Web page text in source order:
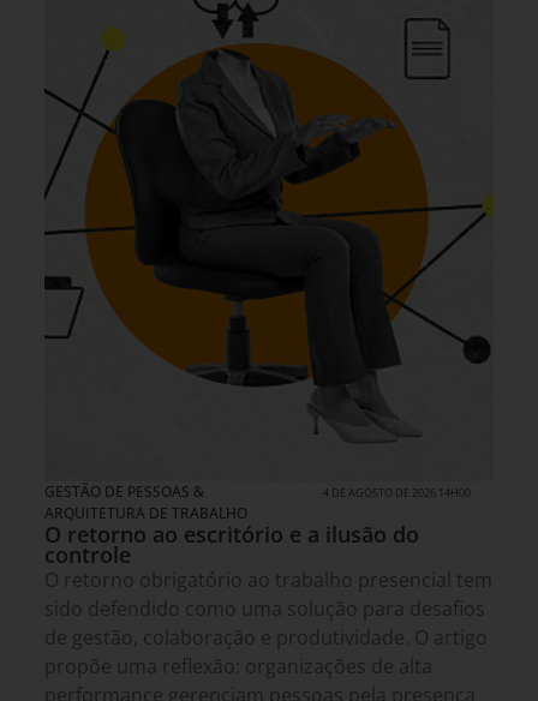
GESTÃO DE PESSOAS &
ARQUITETURA DE TRABALHO
4 DE AGOSTO DE 2026 14H00
O retorno ao escritório e a ilusão do
controle
O retorno obrigatório ao trabalho presencial tem
sido defendido como uma solução para desafios
de gestão, colaboração e produtividade. O artigo
propõe uma reflexão: organizações de alta
performance gerenciam pessoas pela presença